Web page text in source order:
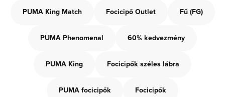
PUMA King Match Focicipő Outlet Fű (FG)
PUMA Phenomenal 60% kedvezmény
PUMA King Focicipők széles lábra
PUMA focicipők Focicipők